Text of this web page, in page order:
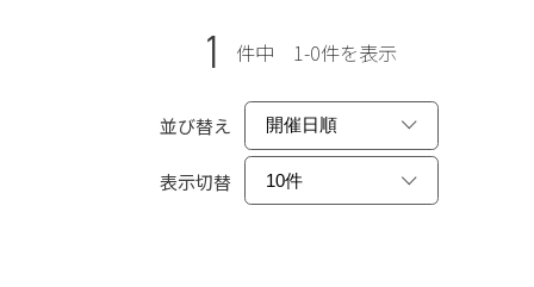
1 件中 1-0件を表示
並び替え
表示切替